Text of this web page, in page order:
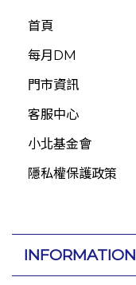
首頁
每月DM
門市資訊
客服中心
小北基金會
隱私權保護政策
INFORMATION